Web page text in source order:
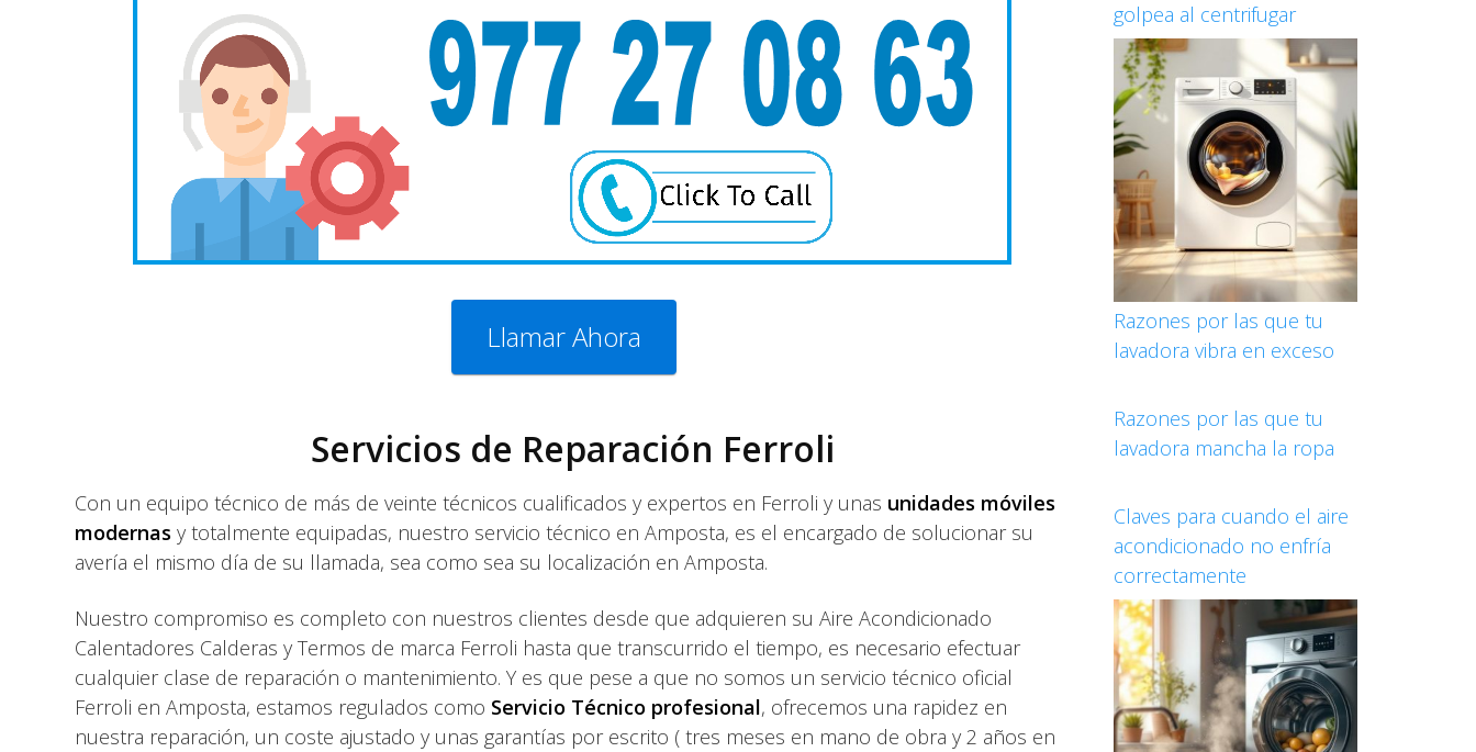
Llamar Ahora
Servicios de Reparación Ferroli
Con un equipo técnico de más de veinte técnicos cualificados y expertos en Ferroli y unas unidades móviles
modernas y totalmente equipadas, nuestro servicio técnico en Amposta, es el encargado de solucionar su
avería el mismo día de su llamada, sea como sea su localización en Amposta.
Nuestro compromiso es completo con nuestros clientes desde que adquieren su Aire Acondicionado
Calentadores Calderas y Termos de marca Ferroli hasta que transcurrido el tiempo, es necesario efectuar
cualquier clase de reparación o mantenimiento. Y es que pese a que no somos un servicio técnico oficial
Ferroli en Amposta, estamos regulados como Servicio Técnico profesional, ofrecemos una rapidez en
nuestra reparación, un coste ajustado y unas garantías por escrito ( tres meses en mano de obra y 2 años en
golpea al centrifugar
Razones por las que tu
lavadora vibra en exceso
Razones por las que tu
lavadora mancha la ropa
Claves para cuando el aire
acondicionado no enfría
correctamente